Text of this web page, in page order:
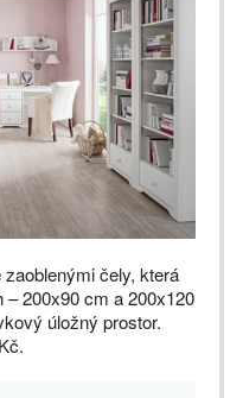
zaoblenými čely, která
200x90 cm a 200x120
úložný prostor.